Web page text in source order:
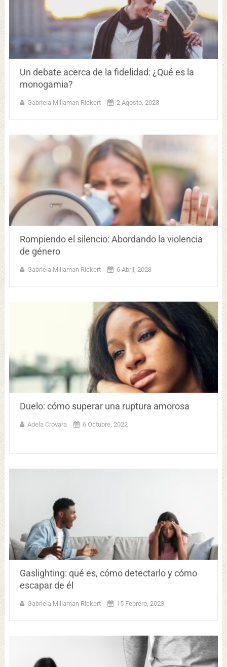
Un debate acerca de la fidelidad: ¿Qué es la
monogamia?
Gabriela Millaman Rickert 2 Agosto, 2023
Rompiendo el silencio: Abordando la violencia
de género
Gabriela Millaman Rickert 6 Abril, 2023
Duelo: cómo superar una ruptura amorosa
Adela Crovara 6 Octubre, 2022
Gaslighting: qué es, cómo detectarlo y cómo
escapar de él
Gabriela Millaman Rickert 15 Febrero, 2023